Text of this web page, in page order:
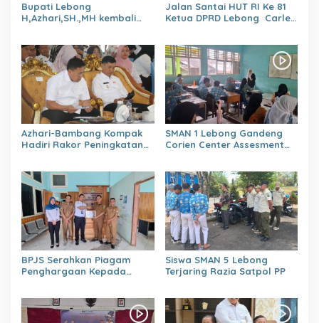
Bupati Lebong
H,Azhari,SH.,MH kembali
Jalan Santai HUT RI Ke 81
Ketua DPRD Lebong Carles
Azhari-Bambang Kompak
Hadiri Rakor Peningkatan
2026
SMAN 1 Lebong Gandeng
Corien Center Assesment
BPJS Serahkan Piagam
Penghargaan Kepada
Siswa SMAN 5 Lebong
Terjaring Razia Satpol PP